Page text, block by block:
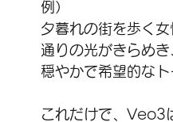
例）
夕暮れの街を歩く
通りの光がきらめ
穏やかで希望的な
これだけで、Veo3